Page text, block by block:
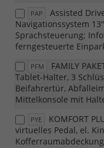
PAP
Assisted
Navigationssystem
Sprachsteuerung;
ferngesteuerte
PFM
FAMILY
Tablet-Halter, 3
Beifahrertür,
Mittelkonsole mit
PYE
KOMFORT
virtuelles Pedal, el.